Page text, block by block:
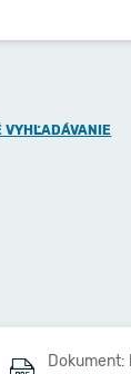
VYHĽADÁVANIE
Dokument: